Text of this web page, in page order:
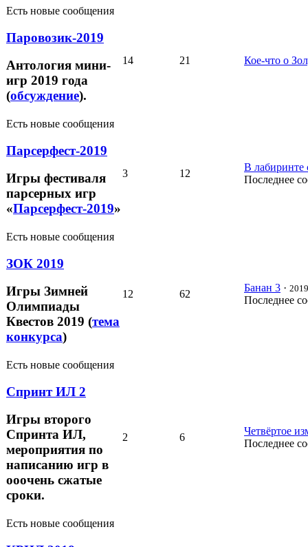
Есть новые сообщения
Паровозик-2019
Антология мини-
игр 2019 года
(обсуждение).
14 21 Кое-что о
Есть новые сообщения
Парсерфест-2019
Игры фестиваля
парсерных игр
«Парсерфест-2019»
3 12
В лабиринте
Последнее
Есть новые сообщения
ЗОК 2019
Игры Зимней
Олимпиады
Квестов 2019 (тема
конкурса)
12 62
Банан 3 ·
Последнее
Есть новые сообщения
Спринт ИЛ 2
Игры второго
Спринта ИЛ,
мероприятия по
написанию игр в
ооочень сжатые
сроки.
2 6
Четвёртое
Последнее
Есть новые сообщения